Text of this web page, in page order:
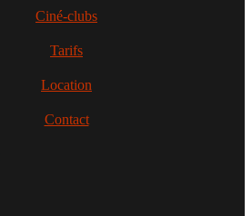
Ciné-clubs
Tarifs
Location
Contact